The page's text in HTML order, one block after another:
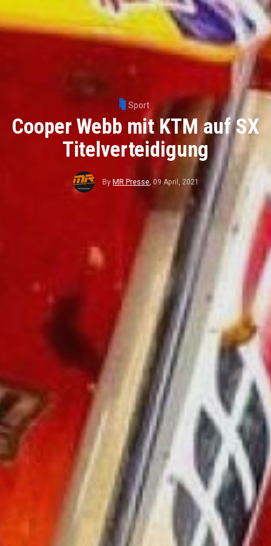
Sport
Cooper Webb mit KTM auf SX
Titelverteidigung
By MR Presse,09 April, 2021